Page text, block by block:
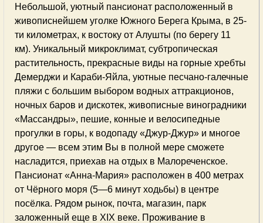
Небольшой, уютный пансионат расположенный в
живописнейшем уголке Южного Берега Крыма, в 25-
ти километрах, к востоку от Алушты (по берегу 11
км). Уникальный микроклимат, субтропическая
растительность, прекрасные виды на горные хребты
Демерджи и Караби-Яйла, уютные песчано-галечные
пляжи с большим выбором водных аттракционов,
ночных баров и дискотек, живописные виноградники
«Массандры», пешие, конные и велосипедные
прогулки в горы, к водопаду «Джур-Джур» и многое
другое — всем этим Вы в полной мере сможете
насладится, приехав на отдых в Малореченское.
Пансионат «Анна-Мария» расположен в 400 метрах
от Чёрного моря (5—6 минут ходьбы) в центре
посёлка. Рядом рынок, почта, магазин, парк
заложенный еще в XIX веке. Проживание в